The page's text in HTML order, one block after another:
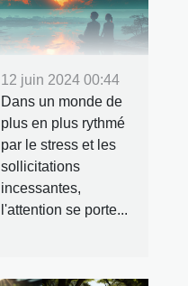
12 juin 2024 00:44
Dans un monde de
plus en plus rythmé
par le stress et les
sollicitations
incessantes,
l'attention se porte...